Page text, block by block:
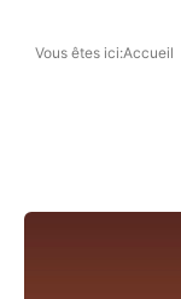
Vous êtes ici:Accueil